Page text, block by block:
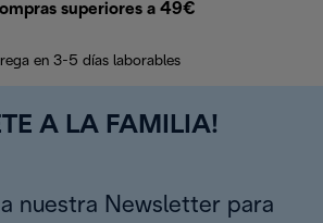
superiores a 49€
en 3-5 días laborables
A LA FAMILIA!
nuestra Newsletter para